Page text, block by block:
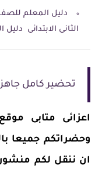
دليل المعلم
الثانى الابتدائى
تحضير كامل جاهز
اعزائى متابى
وحضراتكم جميعا
ان ننقل لكم